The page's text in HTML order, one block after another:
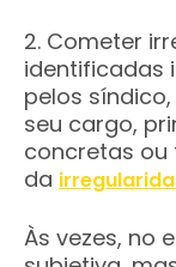
2. Cometer
identificadas
pelos
seu cargo,
concretas ou
da
Às vezes, no